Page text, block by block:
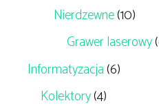
Nierdzewne(10)
Grawer laserowy
Informatyzacja(6)
Kolektory(4)